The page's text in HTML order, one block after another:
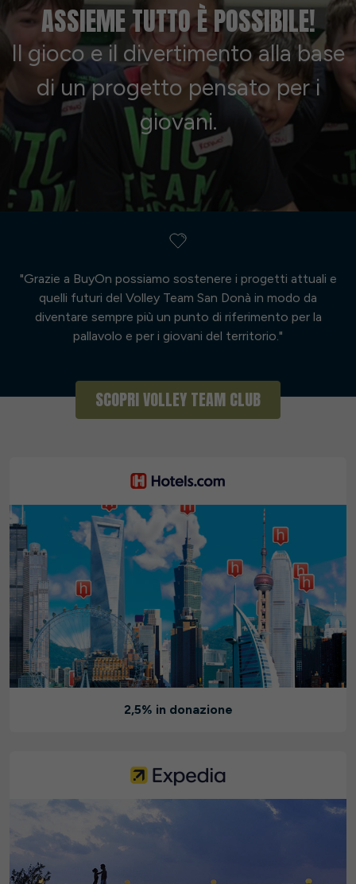
ASSIEME TUTTO È POSSIBILE!
Il gioco e il divertimento alla base
di un progetto pensato per i
giovani.
"Grazie a BuyOn possiamo sostenere i progetti attuali e
quelli futuri del Volley Team San Donà in modo da
diventare sempre più un punto di riferimento per la
pallavolo e per i giovani del territorio."
SCOPRI VOLLEY TEAM CLUB
2,5% in donazione